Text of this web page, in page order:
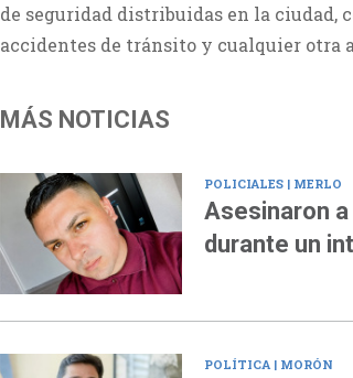
de seguridad distribuidas en la ciudad,
accidentes de tránsito y cualquier otra
MÁS NOTICIAS
POLICIALES | MERLO
Asesinaron a
durante un
POLÍTICA | MORÓN